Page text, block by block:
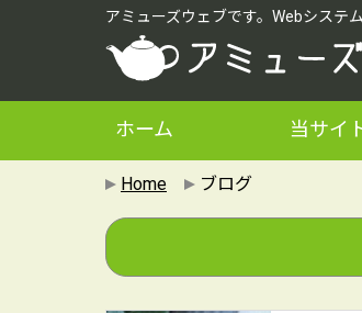
アミューズウェブです。Webシステ
ホーム 当サイ
Home ブログ